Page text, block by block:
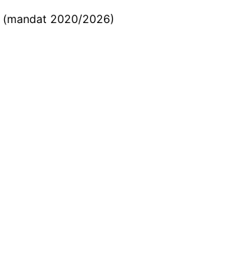
(mandat 2020/2026)